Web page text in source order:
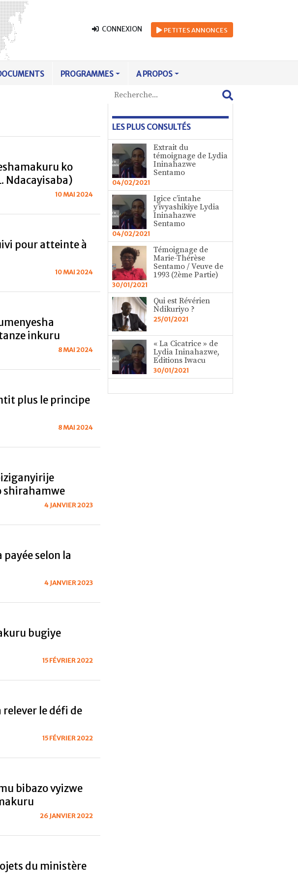
CONNEXION PETITESANNONCES
PROGRAMMES A PROPOS
ko
Ndacayisaba)
10 MAI 2024
pour atteinte à
10 MAI 2024
inkuru
8 MAI 2024
plus le principe
8 MAI 2024
shirahamwe
4 JANVIER 2023
payée selon la
4 JANVIER 2023
bugiye
15 FÉVRIER 2022
le défi de
15 FÉVRIER 2022
bibazo vyizwe
26 JANVIER 2022
du ministère
LES PLUS CONSULTÉS
Extrait du
témoignage de Lydia
Ininahazwe
Sentamo
04/02/2021
Igice c’intahe
y’ivyashikiye Lydia
Ininahazwe
Sentamo
04/02/2021
Témoignage de
Marie-Thérèse
Sentamo / Veuve de
1993 (2ème Partie)
30/01/2021
Qui est Révérien
Ndikuriyo ?
25/01/2021
« La Cicatrice » de
Lydia Ininahazwe,
Editions Iwacu
30/01/2021